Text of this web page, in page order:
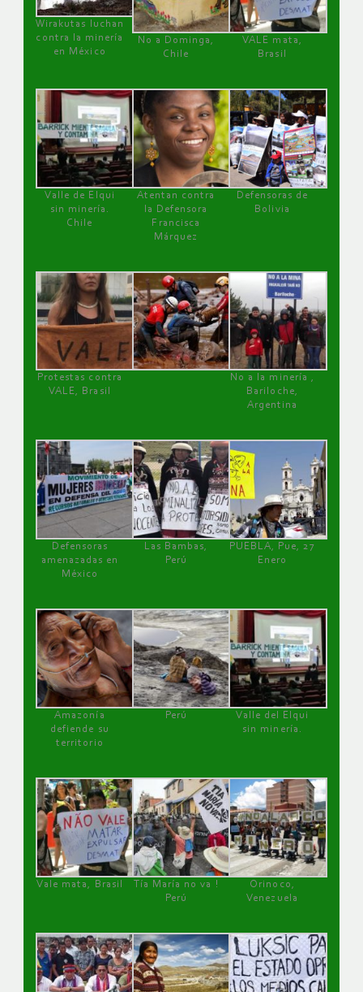
Wirakutas luchan
contra la minería
en México
No a Dominga,
Chile
VALE mata,
Brasil
Valle de Elqui
sin minería.
Chile
Atentan contra
la Defensora
Francisca
Márquez
Defensoras de
Bolivia
Protestas contra
VALE, Brasil
No a la minería ,
Bariloche,
Argentina
Defensoras
amenazadas en
México
Las Bambas,
Perú
PUEBLA, Pue, 27
Enero
Amazonía
defiende su
territorio
Perú
Valle del Elqui
sin minería.
Vale mata, Brasil
Tía María no va !
Perú
Orinoco,
Venezuela